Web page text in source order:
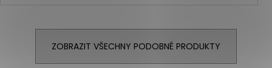
ZOBRAZIT VŠECHNY PODOBNÉ PRODUKTY